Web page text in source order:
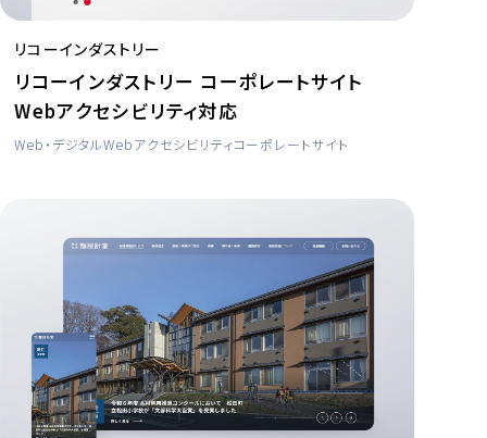
リコーインダストリー
リコーインダストリー コーポレートサイト
Webアクセシビリティ対応
Web・デジタルWebアクセシビリティコーポレートサイト